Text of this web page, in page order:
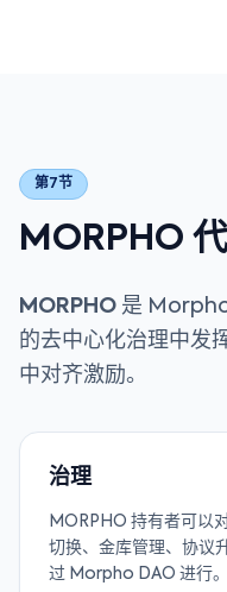
第7节
MORPHO
MORPHO 是
的去中心化治理中发
中对齐激励。
治理
MORPHO 持有者可以
切换、金库管理、协议
过 Morpho DAO 进行